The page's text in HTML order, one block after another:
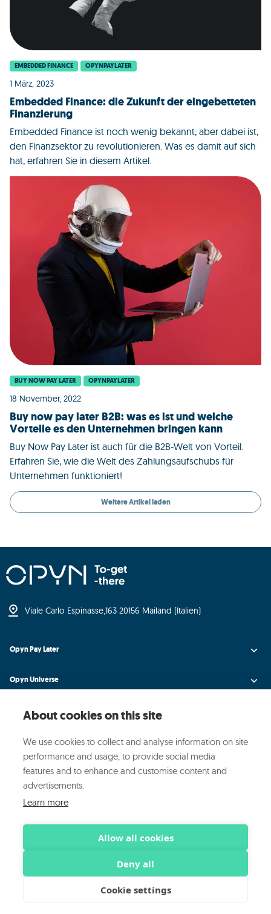
EMBEDDED FINANCE OPYNPAYLATER
1 März, 2023
Embedded Finance: die Zukunft der eingebetteten
Finanzierung
Embedded Finance ist noch wenig bekannt, aber dabei ist,
den Finanzsektor zu revolutionieren. Was es damit auf sich
hat, erfahren Sie in diesem Artikel.
BUY NOW PAY LATER OPYNPAYLATER
18 November, 2022
Buy now pay later B2B: was es ist und welche
Vorteile es den Unternehmen bringen kann
Buy Now Pay Later ist auch für die B2B-Welt von Vorteil.
Erfahren Sie, wie die Welt des Zahlungsaufschubs für
Unternehmen funktioniert!
Weitere Artikel laden
Viale Carlo Espinasse,163 20156 Mailand (Italien)
Opyn Pay Later
Opyn Universe
Über Opyn
Medien und Veranstaltungen
Kundenbetreuung
© 2024 OPYN ·Privacy Policy
Opyn Spa (P.IVA07956480961) Muttergesellschaft
About cookies on this site
We use cookies to collect and analyse information on site
performance and usage, to provide social media
features and to enhance and customise content and
advertisements.
Learn more
Allow all cookies
Deny all
Cookie settings